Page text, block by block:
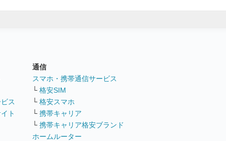
ス
ト
通信
スマホ・携帯通信サービス
└ 格安SIM
└ 格安スマホ
└ 携帯キャリア
└ 携帯キャリア格安ブランド
ホームルーター